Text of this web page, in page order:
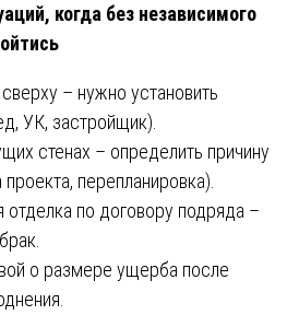
когда без независимого
– нужно установить
УК, застройщик).
стенах – определить причину
перепланировка).
отделка по договору подряда –
о размере ущерба после